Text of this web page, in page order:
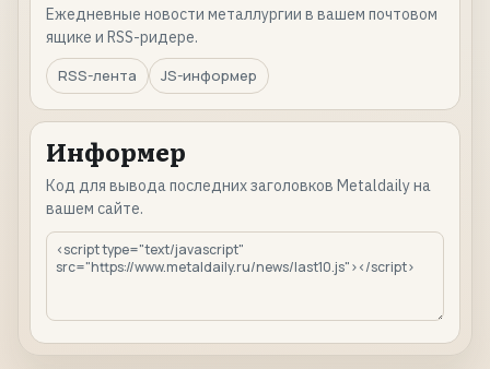
Ежедневные новости металлургии в вашем почтовом
ящике и RSS-ридере.
RSS-лента
JS-информер
Информер
Код для вывода последних заголовков Metaldaily на
вашем сайте.